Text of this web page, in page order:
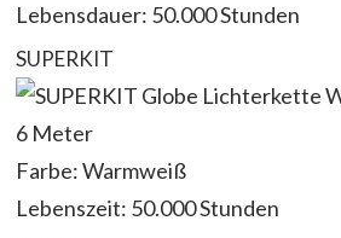
Lebensdauer: 50.000 Stunden
SUPERKIT
6 Meter
Farbe: Warmweiß
Lebenszeit: 50.000 Stunden